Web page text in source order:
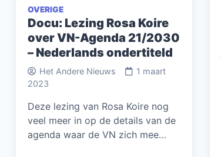
OVERIGE
Docu: Lezing Rosa Koire
over VN-Agenda 21/2030
– Nederlands ondertiteld
Het Andere Nieuws
1 maart
2023
Deze lezing van Rosa Koire nog
veel meer in op de details van de
agenda waar de VN zich mee…